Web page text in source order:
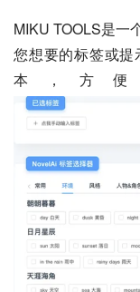
MIKU TOOLS是一
您想要的标签或
本，方